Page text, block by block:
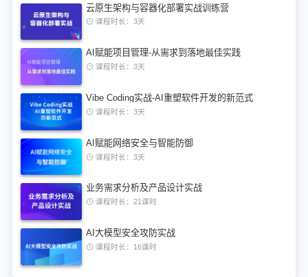
云原生架构与容器化部署实战训练营
课程时长：3天
AI赋能项目管理-从需求到落地最佳实践
课程时长：3天
Vibe Coding实战-AI重塑软件开发的新范式
课程时长：3天
AI赋能网络安全与智能防御
课程时长：3天
业务需求分析及产品设计实战
课程时长：21课时
AI大模型安全攻防实战
课程时长：16课时